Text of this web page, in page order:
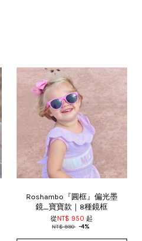
Roshambo『圓框』偏光墨
鏡_寶寶款｜8種鏡框
從NT$ 950起
NT$ 990 -4%